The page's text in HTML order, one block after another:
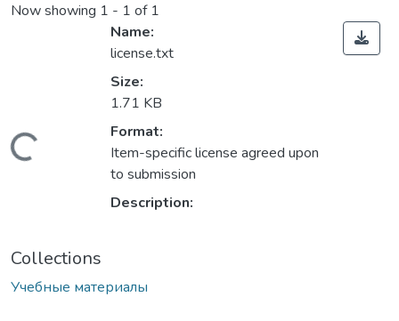
Now showing 1 - 1 of 1
Loading...
Name:
license.txt
Size:
1.71 KB
Format:
Item-specific license agreed upon
to submission
Description:
Collections
Учебные материалы